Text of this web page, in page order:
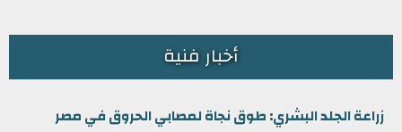
أخبار فنية
زراعة الجلد البشري: طوق نجاة لمصابي الحروق في مصر